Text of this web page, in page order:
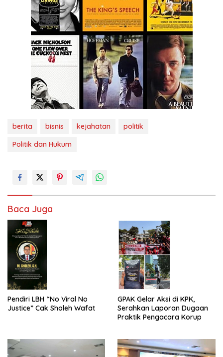
berita bisnis kejahatan
politik
Politik dan Hukum
Baca Juga
Pendiri LBH “No Viral No
Justice” Cak Sholeh Wafat
GPAK Gelar Aksi di KPK,
Serahkan Laporan Dugaan
Praktik Pengacara Korup